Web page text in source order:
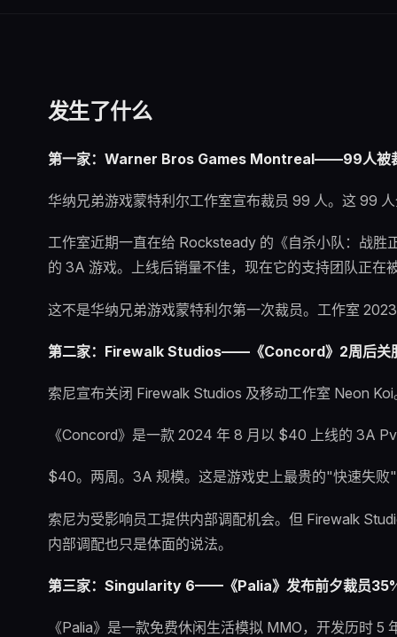
发生了什么
第一家：Warner Bros Games Montreal——99人被
华纳兄弟游戏蒙特利尔工作室宣布裁员 99 人。这 99
工作室近期一直在给 Rocksteady 的《自杀小队：战胜
的 3A 游戏。上线后销量不佳，现在它的支持团队正在
这不是华纳兄弟游戏蒙特利尔第一次裁员。工作室
第二家：Firewalk Studios——《Concord》2周后关
索尼宣布关闭 Firewalk Studios 及移动工作室 Neon Koi
《Concord》是一款 2024 年 8 月以 $40 上线的 3A
$40。两周。3A 规模。这是游戏史上最贵的"快速失败
索尼为受影响员工提供内部调配机会。但 Firewalk
内部调配也只是体面的说法。
第三家：Singularity 6——《Palia》发布前夕裁员
《Palia》是一款免费休闲生活模拟 MMO，开发历时